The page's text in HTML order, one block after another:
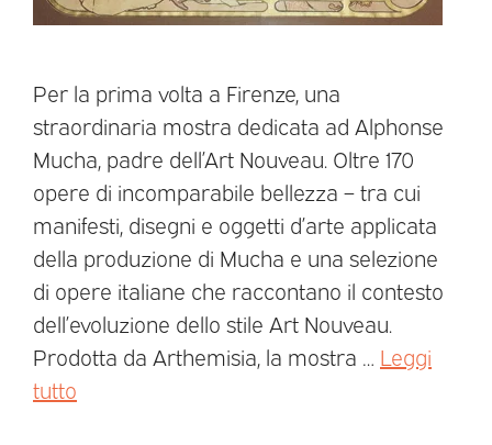
Per la prima volta a Firenze, una
straordinaria mostra dedicata ad Alphonse
Mucha, padre dell’Art Nouveau. Oltre 170
opere di incomparabile bellezza – tra cui
manifesti, disegni e oggetti d’arte applicata
della produzione di Mucha e una selezione
di opere italiane che raccontano il contesto
dell’evoluzione dello stile Art Nouveau.
Prodotta da Arthemisia, la mostra … Leggi
tutto